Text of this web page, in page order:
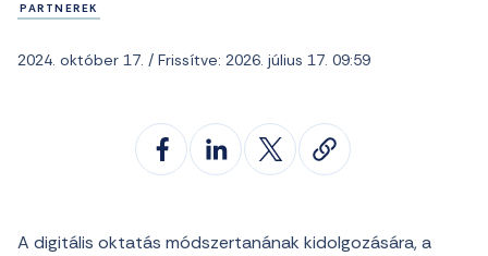
PARTNEREK
2024. október 17. / Frissítve: 2026. július 17. 09:59
A digitális oktatás módszertanának kidolgozására, a